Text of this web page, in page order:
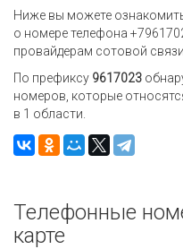
Ниже вы можете
о номере телефона
провайдерам сотовой
По префиксу 9617023
номеров, которые
в 1 области.
Телефонные
карте